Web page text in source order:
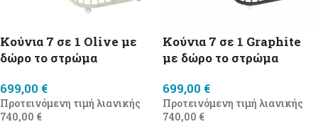
Κούνια 7 σε 1 Olive με
δώρο τo στρώμα
699,00 €
Προτεινόμενη τιμή λιανικής
740,00 €
Κούνια 7 σε 1 Graphite
με δώρο τo στρώμα
699,00 €
Προτεινόμενη τιμή λιανικής
740,00 €